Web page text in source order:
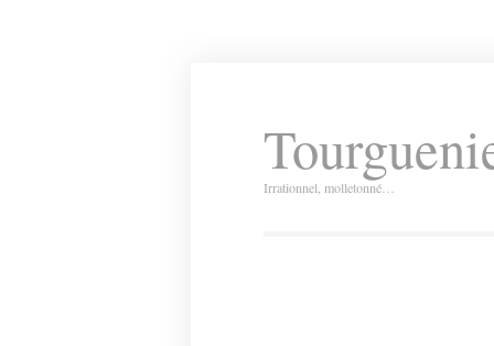
Irrationnel, molletonné…